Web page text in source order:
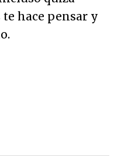
hace pensar y